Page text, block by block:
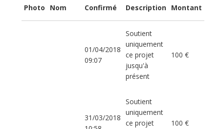
Photo Nom Confirmé Description Montant
01/04/2018
09:07
Soutient
uniquement
ce projet
jusqu'à
présent
100 €
31/03/2018
Soutient
uniquement
ce projet
100 €